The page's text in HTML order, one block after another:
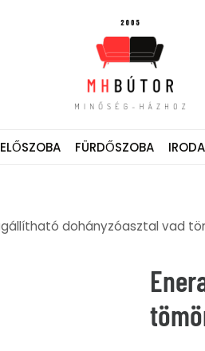
ELŐSZOBA FÜRDŐSZOBA IRODA
dohányzóasztal vad